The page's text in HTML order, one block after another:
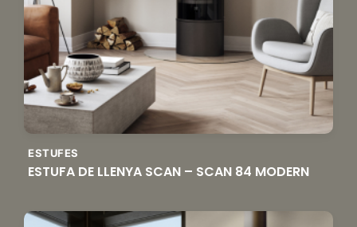
ESTUFES
ESTUFA DE LLENYA SCAN – SCAN 84 MODERN